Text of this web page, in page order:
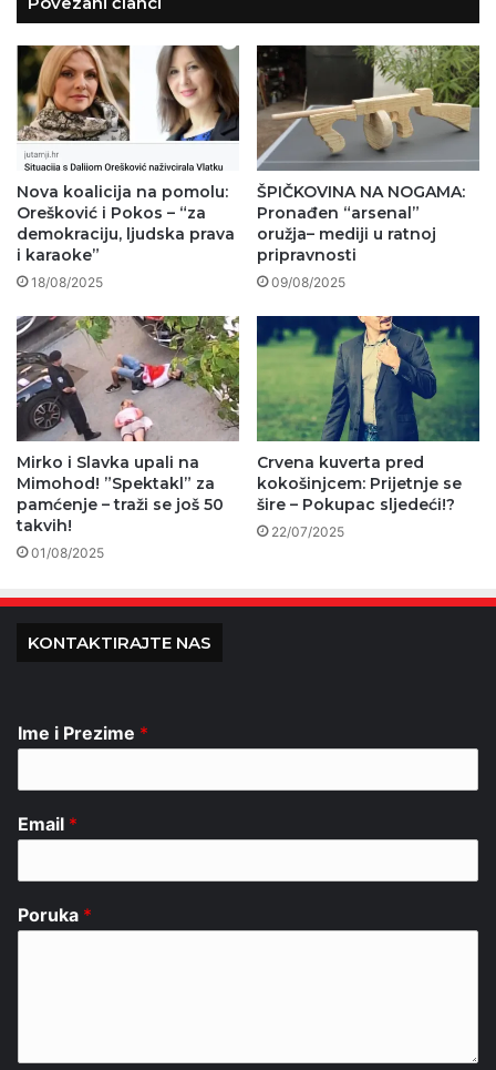
Nova koalicija na pomolu:
Orešković i Pokos – “za
demokraciju, ljudska prava
i karaoke”
18/08/2025
ŠPIČKOVINA NA NOGAMA:
Pronađen “arsenal”
oružja– mediji u ratnoj
pripravnosti
09/08/2025
Mirko i Slavka upali na
Mimohod! ”Spektakl” za
pamćenje – traži se još 50
takvih!
01/08/2025
Crvena kuverta pred
kokošinjcem: Prijetnje se
šire – Pokupac sljedeći!?
22/07/2025
KONTAKTIRAJTE NAS
Ime i Prezime *
Email *
Poruka *